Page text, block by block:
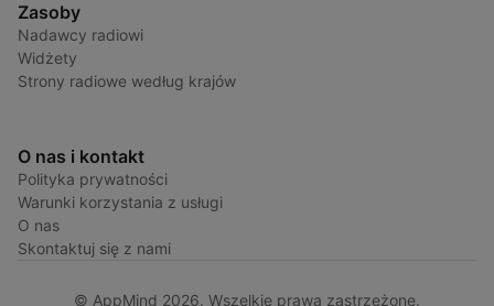
Zasoby
Nadawcy radiowi
Widżety
Strony radiowe według krajów
O nas i kontakt
Polityka prywatności
Warunki korzystania z usługi
O nas
Skontaktuj się z nami
© AppMind 2026. Wszelkie prawa zastrzeżone.